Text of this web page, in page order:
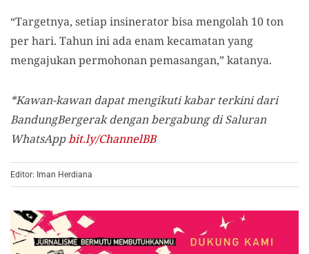
“Targetnya, setiap insinerator bisa mengolah 10 ton
per hari. Tahun ini ada enam kecamatan yang
mengajukan permohonan pemasangan,” katanya.
*Kawan-kawan dapat mengikuti kabar terkini dari
BandungBergerak dengan bergabung di Saluran
WhatsAppbit.ly/ChannelBB
Editor: Iman Herdiana